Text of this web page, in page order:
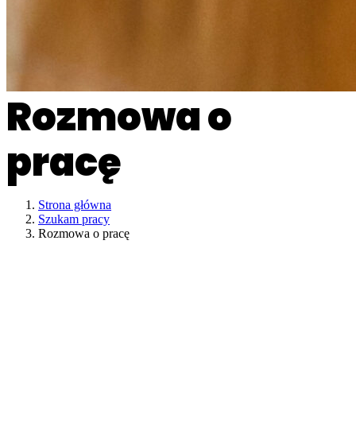
Rozmowa o
pracę
Strona główna
Szukam pracy
Rozmowa o pracę